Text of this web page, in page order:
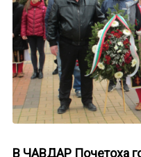
В ЧАВДАР Почетоха